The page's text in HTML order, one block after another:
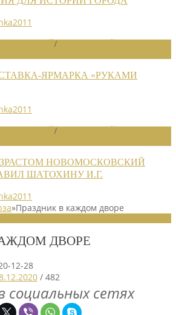
/
ЯРМАРКА «РУКАМИ
/
НОВОМОСКОВСКИЙ
ШАТОХИНУ И.Г.
»Праздник в каждом дворе
ДВОРЕ
12-28
/ 482
социальных сетях